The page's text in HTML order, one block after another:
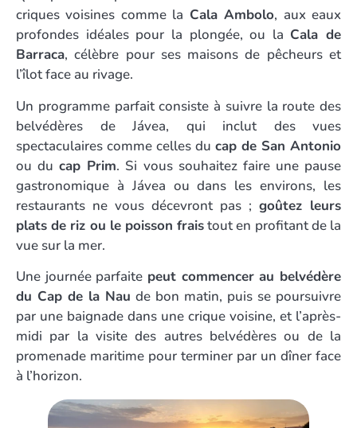
criques voisines comme la Cala Ambolo, aux eaux
profondes idéales pour la plongée, ou la Cala de
Barraca, célèbre pour ses maisons de pêcheurs et
l’îlot face au rivage.
Un programme parfait consiste à suivre la route des
belvédères de Jávea, qui inclut des vues
spectaculaires comme celles du cap de San Antonio
ou ducap Prim. Si vous souhaitez faire une pause
gastronomique à Jávea ou dans les environs, les
restaurants ne vous décevront pas ; goûtez leurs
plats de riz ou le poisson fraistout en profitant de la
vue sur la mer.
Une journée parfaite peut commencer au belvédère
du Cap de la Nau de bon matin, puis se poursuivre
par une baignade dans une crique voisine, et l’après-
midi par la visite des autres belvédères ou de la
promenade maritime pour terminer par un dîner face
à l’horizon.